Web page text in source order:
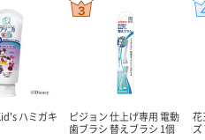
ハミガキ
ピジョン 仕上げ専用 電動
歯ブラシ 替えブラシ 1個
花
ズ